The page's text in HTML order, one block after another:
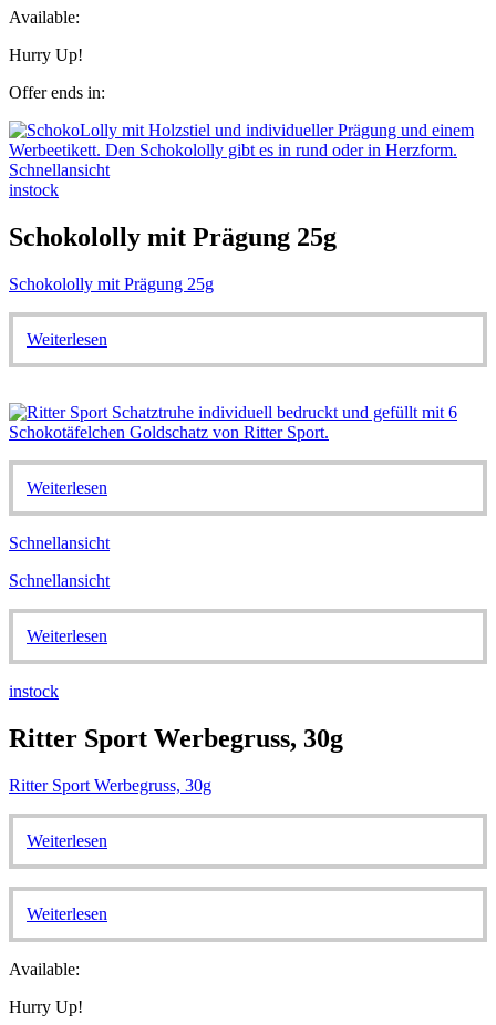
Available:
Hurry Up!
Offer ends in:
Schnellansicht
instock
Schokololly mit Prägung 25g
Schokololly mit Prägung 25g
Weiterlesen
Weiterlesen
Schnellansicht
Schnellansicht
Weiterlesen
instock
Ritter Sport Werbegruss, 30g
Ritter Sport Werbegruss, 30g
Weiterlesen
Weiterlesen
Available:
Hurry Up!